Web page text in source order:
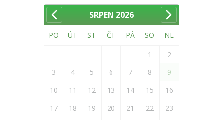
SRPEN 2026
PO ÚT ST ČT PÁ SO NE
1
2
3
4 5 6 7 8
9
10
11 12 13 14 15
16
17
18 19 20 21 22
23